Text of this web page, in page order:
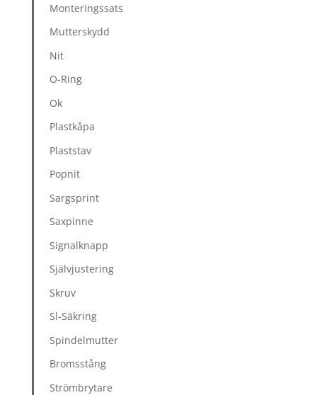
Monteringssats
Mutterskydd
Nit
O-Ring
Ok
Plastkåpa
Plaststav
Popnit
Sargsprint
Saxpinne
Signalknapp
Självjustering
Skruv
Sl-Säkring
Spindelmutter
Bromsstång
Strömbrytare